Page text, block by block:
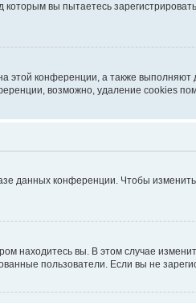
вы пытаетесь
конференции, а также
возможно, удаление cookies
данных конференции. Чтобы
находитесь вы. В этом случае
пользователи. Если вы не